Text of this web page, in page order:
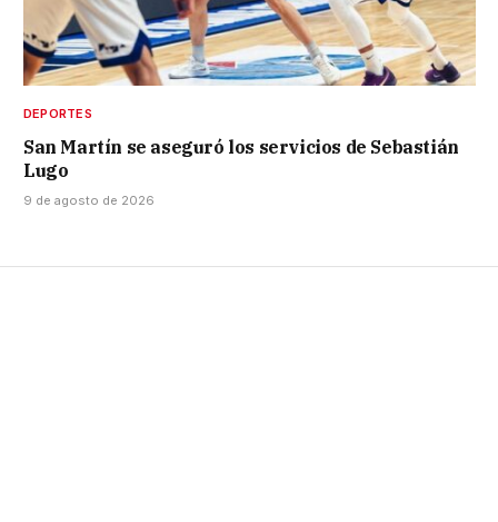
DEPORTES
San Martín se aseguró los servicios de Sebastián
Lugo
9 de agosto de 2026